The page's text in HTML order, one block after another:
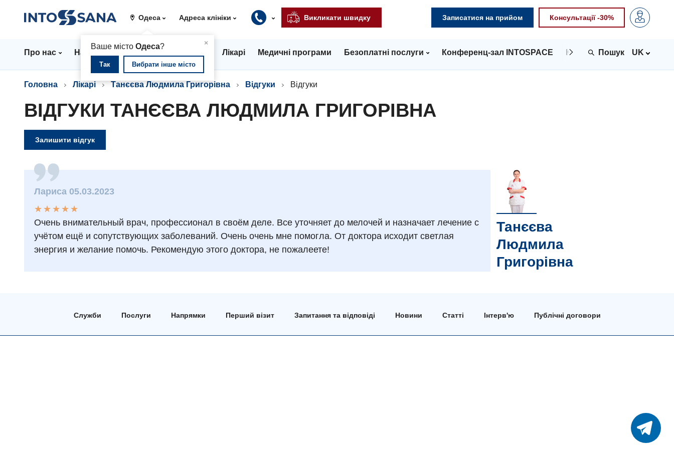
Одеса
×
Ваше містоОдеса?
Так Вибрати інше місто
Адреса клініки Викликати швидку Записатися на прийом Консультації -30%
Про нас Напрямки Стаціонар Лікарі Медичні програми Безоплатні послуги Конференц-зал INTOSPACE Контакти UK
Головна Лікарі Танєєва Людмила Григорівна Відгуки Відгуки
ВІДГУКИ ТАНЄЄВА ЛЮДМИЛА ГРИГОРІВНА
Залишити відгук
Лариса 05.03.2023
★
★
★
★
★
★ ★ ★ ★ ★
Очень внимательный врач, профессионал в своём деле. Все уточняет до мелочей и назначает лечение с
учётом ещё и сопутствующих заболеваний. Очень очень мне помогла. От доктора исходит светлая
энергия и желание помочь. Рекомендую этого доктора, не пожалеете!
Танєєва
Людмила
Григорівна
Служби Послуги Напрямки Перший візит Запитання та відповіді Новини Статті Інтерв'ю Публічні договори